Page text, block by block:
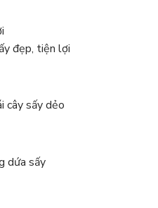
đẹp, tiện lợi
cây sấy dẻo
dứa sấy